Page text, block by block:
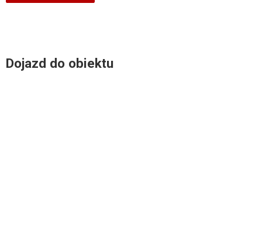
Dojazd do obiektu